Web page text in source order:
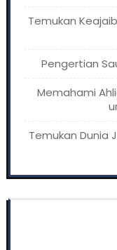
Temukan
Pengertian
Memahami
Temukan Dunia